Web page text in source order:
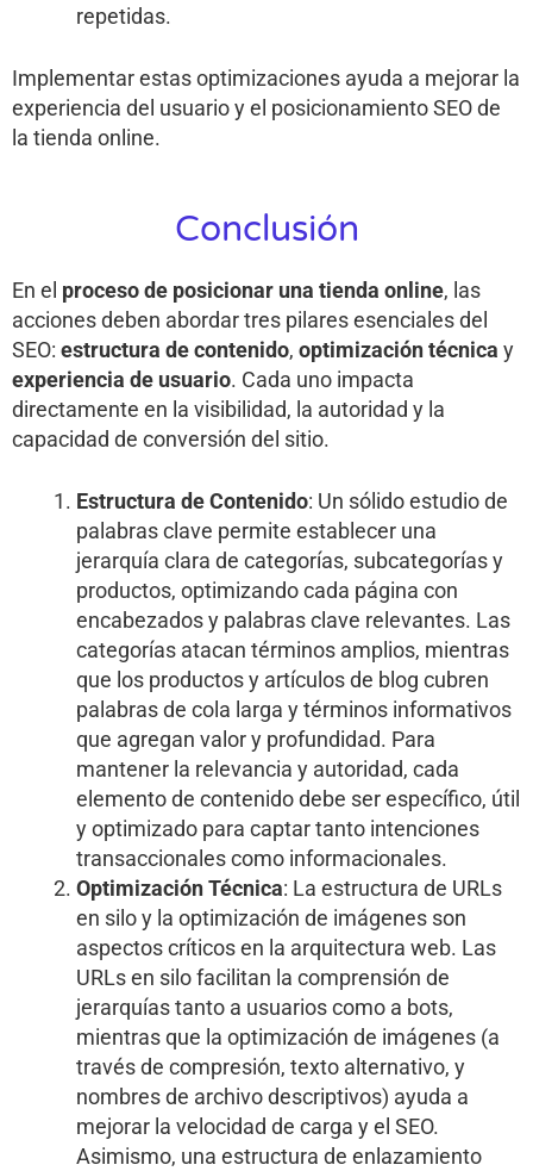
repetidas.
Implementar estas optimizaciones ayuda a mejorar la
experiencia del usuario y el posicionamiento SEO de
la tienda online.
Conclusión
En el proceso de posicionar una tienda online, las
acciones deben abordar tres pilares esenciales del
SEO: estructura de contenido, optimización técnica y
experiencia de usuario. Cada uno impacta
directamente en la visibilidad, la autoridad y la
capacidad de conversión del sitio.
Estructura de Contenido: Un sólido estudio de
palabras clave permite establecer una
jerarquía clara de categorías, subcategorías y
productos, optimizando cada página con
encabezados y palabras clave relevantes. Las
categorías atacan términos amplios, mientras
que los productos y artículos de blog cubren
palabras de cola larga y términos informativos
que agregan valor y profundidad. Para
mantener la relevancia y autoridad, cada
elemento de contenido debe ser específico, útil
y optimizado para captar tanto intenciones
transaccionales como informacionales.
Optimización Técnica: La estructura de URLs
en silo y la optimización de imágenes son
aspectos críticos en la arquitectura web. Las
URLs en silo facilitan la comprensión de
jerarquías tanto a usuarios como a bots,
mientras que la optimización de imágenes (a
través de compresión, texto alternativo, y
nombres de archivo descriptivos) ayuda a
mejorar la velocidad de carga y el SEO.
Asimismo, una estructura de enlazamiento